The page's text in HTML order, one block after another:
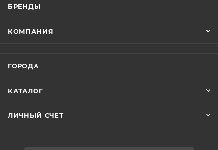
БРЕНДЫ
КОМПАНИЯ
ГОРОДА
КАТАЛОГ
ЛИЧНЫЙ СЧЕТ